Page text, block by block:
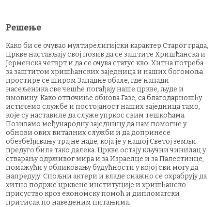
Решење
Како би се очувао мултирелигијски карактер Старог града,
Цркве настављају свој позив да се заштите Хришћанска и
Јерменска четврт и да се очува статус кво. Хитна потреба
за заштитом хришћанских заједница и наших богомоља
простире се широм Западне обале, где напади
насељеника све чешће погађају наше цркве, људе и
имовину. Како отпочиње обнова Газе, са благодарношћу
истичемо службе и постојаност наших заједница тамо,
које су наставиле да служе упркос свим тешкоћама.
Позивамо међународну заједницу да нам помогне у
обнови ових виталних служби и да допринесе
обезбеђивању трајне наде, која је у нашој Светој земљи
предуго била тако далека. Цркве остају кључни чинилац у
стварању одрживог мира и за Израелце и за Палестинце,
помажући у обликовању будућности у којој сви могу да
напредују. Спољни актери и владе снажно се охрабрују да
хитно подрже црквене институције и хришћанско
присуство кроз економску помоћ и дипломатски
притисак по наведеним питањима.